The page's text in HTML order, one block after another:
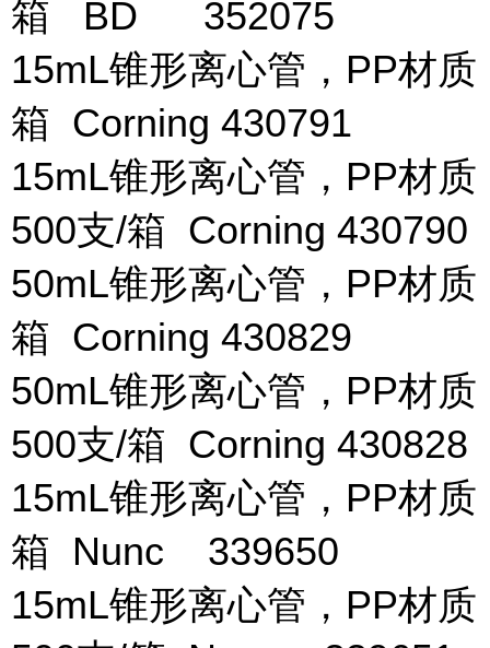
箱 BD 352075
15mL锥形离心管，
箱 Corning 430791
15mL锥形离心管，PP
500支/箱 Corning 430790
50mL锥形离心管，
箱 Corning 430829
50mL锥形离心管，PP
500支/箱 Corning 430828
15mL锥形离心管，
箱 Nunc 339650
15mL锥形离心管，PP